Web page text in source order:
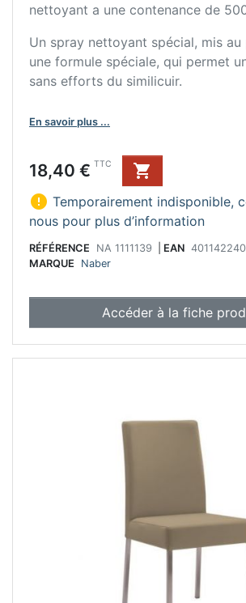
nettoyant a une contenance de
Un spray nettoyant spécial, mis
une formule spéciale, qui permet
sans efforts du similicuir.
En savoir plus ...
Prix
18,40 € TTC

 Temporairement indisponible,
nous pour plus d’information
RÉFÉRENCE NA 1111139 EAN
MARQUE
Naber
Accéder à la fiche